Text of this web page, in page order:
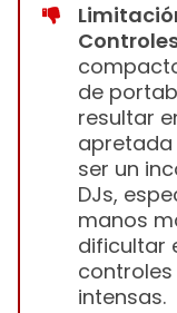
de
resultar
apretada
ser un
DJs,
manos
dificultar
intensas.